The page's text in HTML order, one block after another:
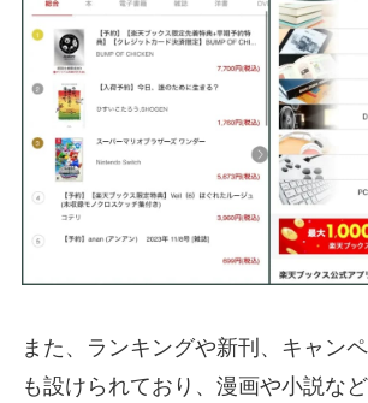
また、ランキングや新刊、キャン
も設けられており、漫画や小説な